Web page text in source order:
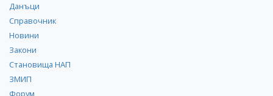
Данъци
Справочник
Новини
Закони
Становища НАП
ЗМИП
Форум